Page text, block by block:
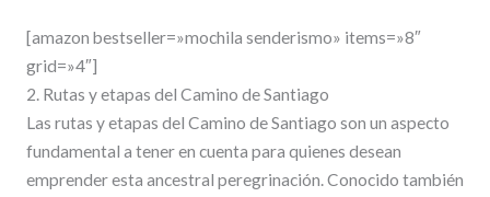
[amazon bestseller=»mochila senderismo» items=»8″
grid=»4″]
2. Rutas y etapas del Camino de Santiago
Las rutas y etapas del Camino de Santiago son un aspecto
fundamental a tener en cuenta para quienes desean
emprender esta ancestral peregrinación. Conocido también